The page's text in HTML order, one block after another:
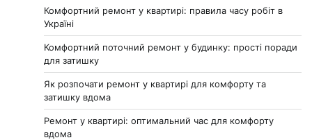
Комфортний ремонт у квартирі: правила часу робіт в
Україні
Комфортний поточний ремонт у будинку: прості поради
для затишку
Як розпочати ремонт у квартирі для комфорту та
затишку вдома
Ремонт у квартирі: оптимальний час для комфорту
вдома